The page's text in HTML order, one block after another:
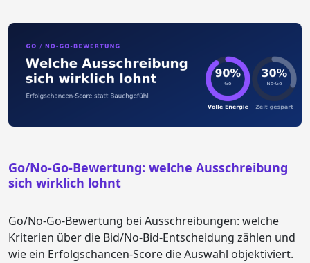
Go/No-Go-Bewertung: welche Ausschreibung
sich wirklich lohnt
Go/No-Go-Bewertung bei Ausschreibungen: welche
Kriterien über die Bid/No-Bid-Entscheidung zählen und
wie ein Erfolgschancen-Score die Auswahl objektiviert.